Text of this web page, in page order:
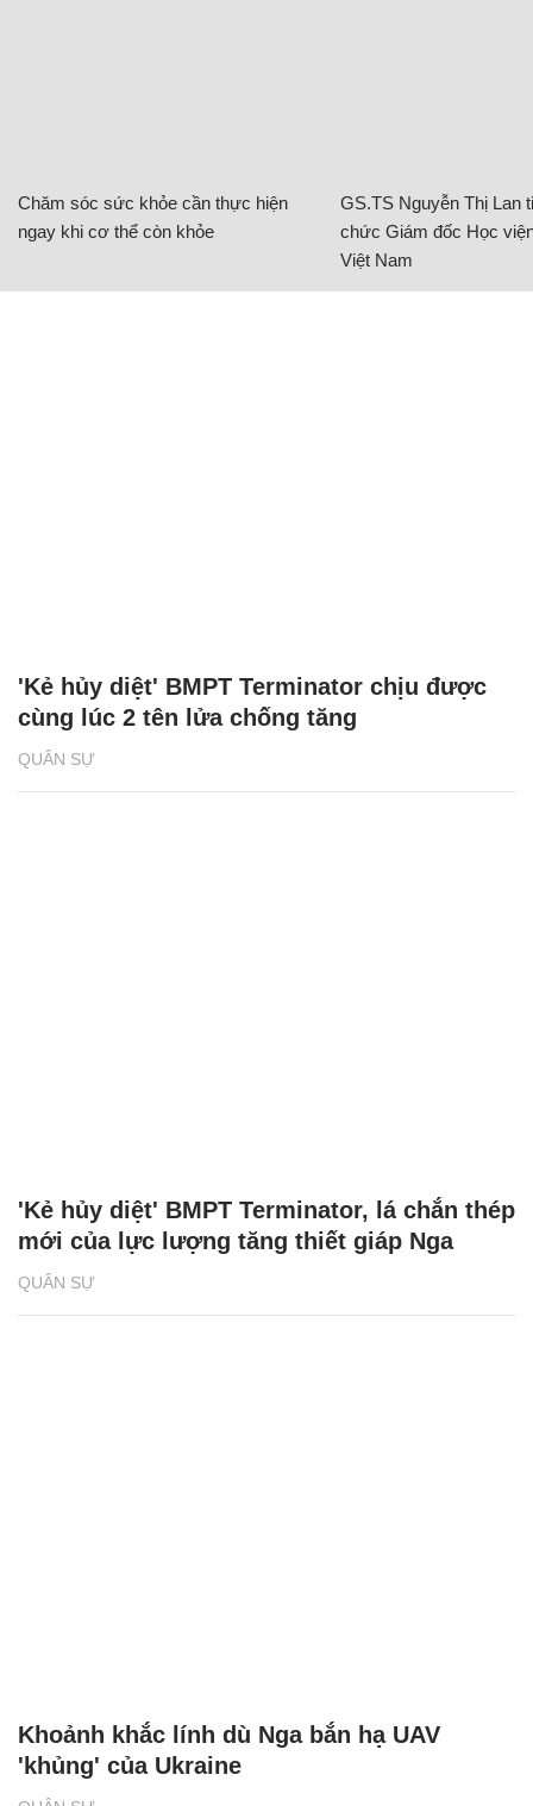
Chăm sóc sức khỏe cần thực hiện
ngay khi cơ thể còn khỏe
GS.TS Nguyễn Thị Lan
chức Giám đốc Học
Việt Nam
QUÂN SỰ
'Kẻ hủy diệt' BMPT Terminator chịu được
cùng lúc 2 tên lửa chống tăng
QUÂN SỰ
'Kẻ hủy diệt' BMPT Terminator, lá chắn thép
mới của lực lượng tăng thiết giáp Nga
Khoảnh khắc lính dù Nga bắn hạ UAV
'khủng' của Ukraine